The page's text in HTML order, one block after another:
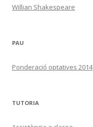
Willian Shakespeare
PAU
Ponderació optatives 2014
TUTORIA